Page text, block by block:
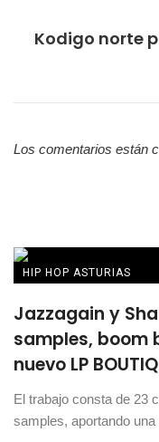
Kodigo norte
Los comentarios están
HIP HOP ASTURIAS
Jazzagain y
samples, boom
nuevo LP
El trabajo consta de 23
samples, aportando una